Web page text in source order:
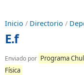
Inicio / Directorio /
E.f
Enviado por Programa
Física